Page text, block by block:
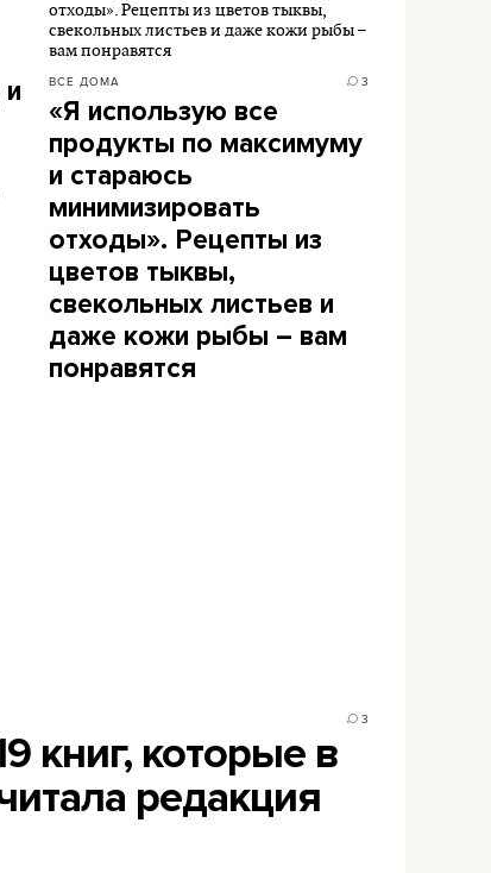
ВСЕ ДОМА 3
«Я использую все
продукты по максимуму
и стараюсь
минимизировать
отходы». Рецепты из
цветов тыквы,
свекольных листьев и
даже кожи рыбы – вам
понравятся
3
книг, которые в
редакция